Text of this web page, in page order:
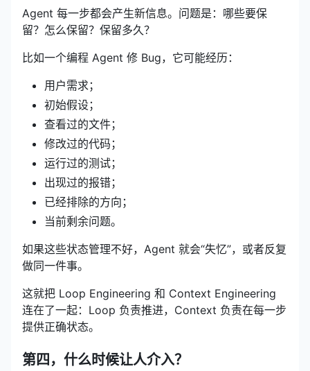
Agent 每一步都会产生新信息。问题是：哪些要保
留？怎么保留？保留多久？
比如一个编程 Agent 修 Bug，它可能经历：
用户需求；
初始假设；
查看过的文件；
修改过的代码；
运行过的测试；
出现过的报错；
已经排除的方向；
当前剩余问题。
如果这些状态管理不好，Agent 就会“失忆”，或者反复
做同一件事。
这就把 Loop Engineering 和 Context Engineering
连在了一起：Loop 负责推进，Context 负责在每一步
提供正确状态。
第四，什么时候让人介入？